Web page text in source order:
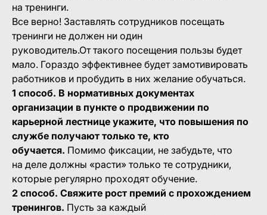
на тренинги.
Все верно! Заставлять сотрудников посещать
тренинги не должен ни один
руководитель.От такого посещения пользы будет
мало. Гораздо эффективнее будет замотивировать
работников и пробудить в них желание обучаться.
1 способ. В нормативных документах
организации в пункте о продвижении по
карьерной лестнице укажите, что повышения по
службе получают только те, кто
обучается. Помимо фиксации, не забудьте, что
на деле должны «расти» только те сотрудники,
которые регулярно проходят обучение.
2 способ. Свяжите рост премий с прохождением
тренингов. Пусть за каждый